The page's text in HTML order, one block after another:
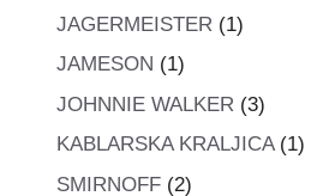
proizvod
JAGERMEISTER 11
JAMESON 11
proizvod
JOHNNIE WALKER 33
proizvoda
KABLARSKA KRALJICA 11
SMIRNOFF 22